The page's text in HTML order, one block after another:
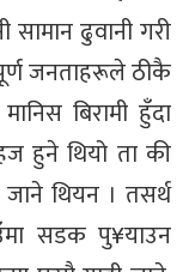
सामान ढुवानी गरी
जनताहरूले ठीकै
बिरामी हुँदा
हुने थियो ता की
थियन । तसर्थ
सडक पु¥याउन